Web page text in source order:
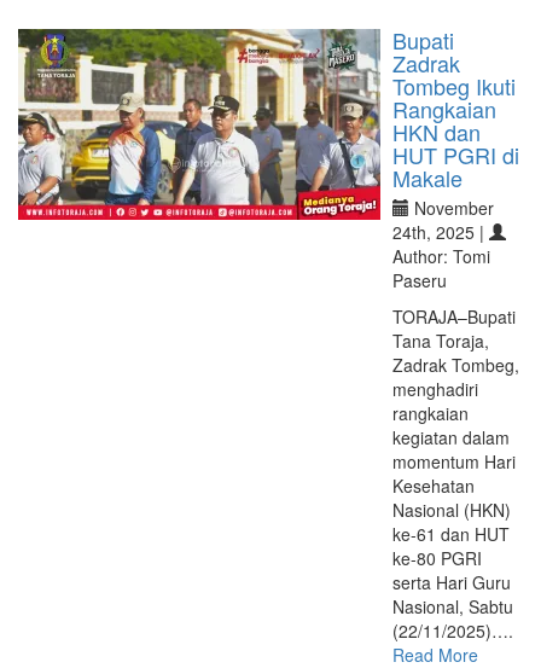
Bupati
Zadrak
Tombeg Ikuti
Rangkaian
HKN dan
HUT PGRI di
Makale
November
24th, 2025 |
Author: Tomi
Paseru
TORAJA–Bupati
Tana Toraja,
Zadrak Tombeg,
menghadiri
rangkaian
kegiatan dalam
momentum Hari
Kesehatan
Nasional (HKN)
ke-61 dan HUT
ke-80 PGRI
serta Hari Guru
Nasional, Sabtu
(22/11/2025)….
Read More